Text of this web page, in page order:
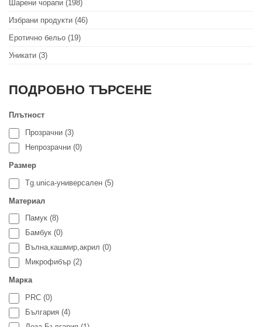
Шарени чорапи (198)
Избрани продукти (46)
Еротично бельо (19)
Уникати (3)
ПОДРОБНО ТЪРСЕНЕ
Плътност
Прозрачни (3)
Непрозрачни (0)
Размер
Tg.unica-универсален (5)
Материал
Памук (8)
Бамбук (0)
Вълна,кашмир,акрил (0)
Микрофибър (2)
Марка
PRC (0)
България (4)